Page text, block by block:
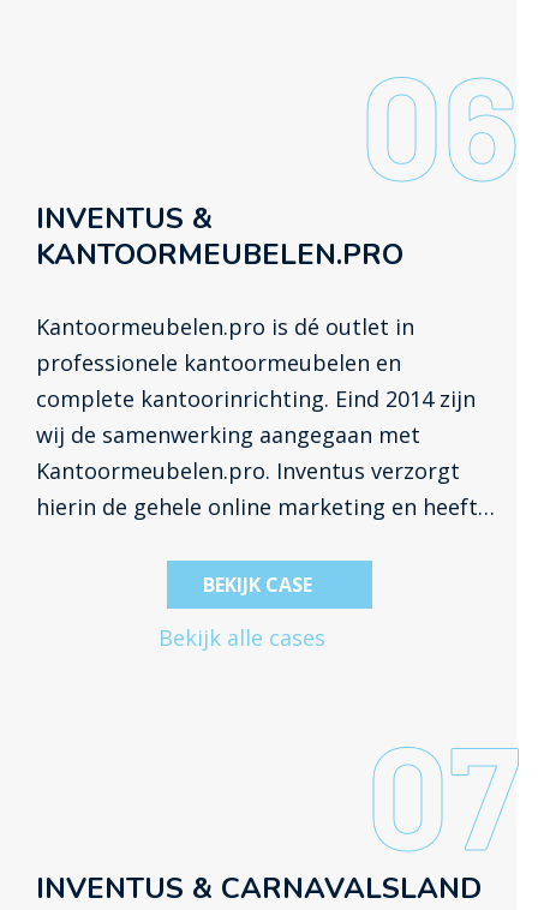
06
INVENTUS &
KANTOORMEUBELEN.PRO
Kantoormeubelen.pro is dé outlet in
professionele kantoormeubelen en
complete kantoorinrichting. Eind 2014 zijn
wij de samenwerking aangegaan met
Kantoormeubelen.pro. Inventus verzorgt
hierin de gehele online marketing en heeft
Inventus in deze samenwerking is het
constant optimaliseren van online
marketingactiviteiten. De rol van
BEKIJK CASE
Bekijk alle cases
07
INVENTUS & CARNAVALSLAND